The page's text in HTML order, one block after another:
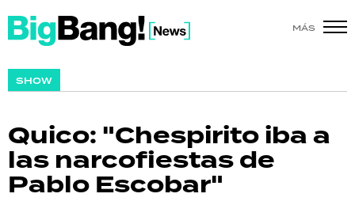
MÁS
SHOW
Quico: "Chespirito iba a
las narcofiestas de
Pablo Escobar"
SHOW
ACTUALIDAD
POLICIALES